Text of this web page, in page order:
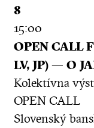
8
15:00
OPEN CALL
LV, JP) — O
Kolektívna
OPEN CALL
Slovenský